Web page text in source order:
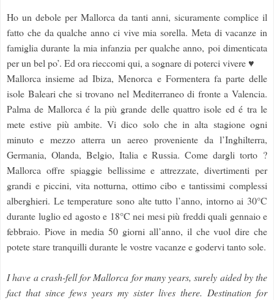
Ho un debole per Mallorca da tanti anni, sicuramente complice il
fatto che da qualche anno ci vive mia sorella. Meta di vacanze in
famiglia durante la mia infanzia per qualche anno, poi dimenticata
per un bel po’. Ed ora rieccomi qui, a sognare di poterci vivere ♥
Mallorca insieme ad Ibiza, Menorca e Formentera fa parte delle
isole Baleari che si trovano nel Mediterraneo di fronte a Valencia.
Palma de Mallorca é la più grande delle quattro isole ed é tra le
mete estive più ambite. Vi dico solo che in alta stagione ogni
minuto e mezzo atterra un aereo proveniente da l’Inghilterra,
Germania, Olanda, Belgio, Italia e Russia. Come dargli torto ?
Mallorca offre spiaggie bellissime e attrezzate, divertimenti per
grandi e piccini, vita notturna, ottimo cibo e tantissimi complessi
alberghieri. Le temperature sono alte tutto l’anno, intorno ai 30°C
durante luglio ed agosto e 18°C nei mesi più freddi quali gennaio e
febbraio. Piove in media 50 giorni all’anno, il che vuol dire che
potete stare tranquilli durante le vostre vacanze e godervi tanto sole.
I have a crash-fell for Mallorca for many years, surely aided by the
fact that since fews years my sister lives there. Destination for